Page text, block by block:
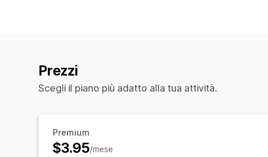
Prezzi
Scegli il piano più adatto alla tua attività.
Premium
$3.95/mese